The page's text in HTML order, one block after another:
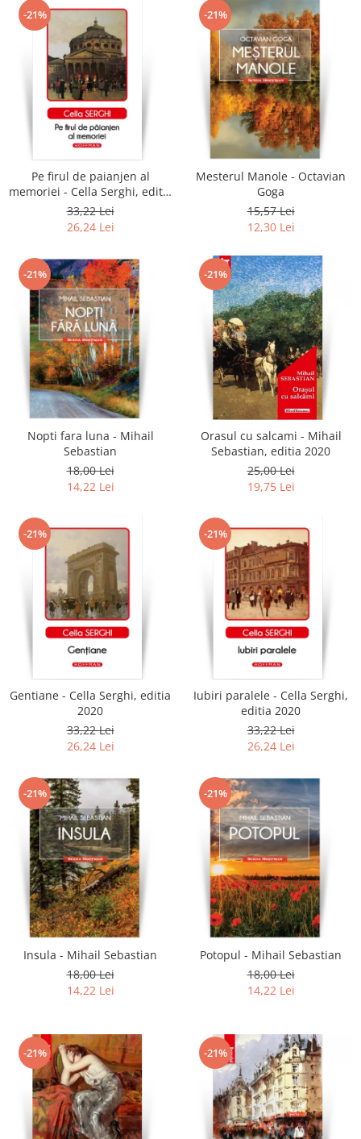
-21%
Pe firul de paianjen al
memoriei - Cella Serghi, editia
2020
33,22 Lei
26,24 Lei
-21%
Mesterul Manole - Octavian
Goga
15,57 Lei
12,30 Lei
-21%
Nopti fara luna - Mihail
Sebastian
18,00 Lei
14,22 Lei
-21%
Orasul cu salcami - Mihail
Sebastian, editia 2020
25,00 Lei
19,75 Lei
-21%
Gentiane - Cella Serghi, editia
2020
33,22 Lei
26,24 Lei
-21%
Iubiri paralele - Cella Serghi,
editia 2020
33,22 Lei
26,24 Lei
-21%
Insula - Mihail Sebastian
18,00 Lei
14,22 Lei
-21%
Potopul - Mihail Sebastian
18,00 Lei
14,22 Lei
-21% -21%